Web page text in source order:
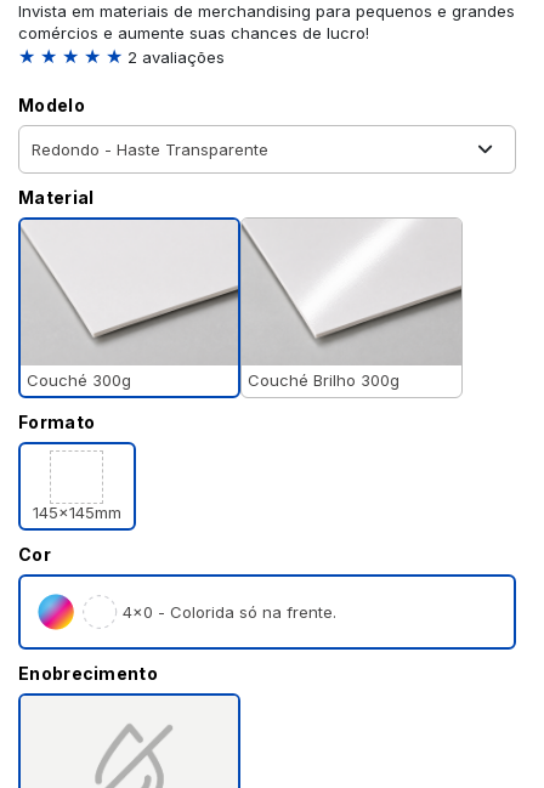
Invista em materiais de merchandising para pequenos e grandes
comércios e aumente suas chances de lucro!
★ ★ ★ ★ ★ 2 avaliações
Modelo
Material
Couché 300g Couché Brilho 300g
Formato
145x145mm
Cor
4×0 - Colorida só na frente.
Enobrecimento